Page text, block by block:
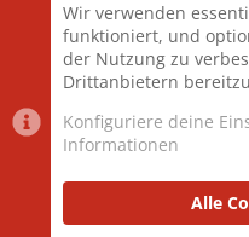
Mitglieder
Neuestes Mitglied
Wir verwenden
funktioniert, und
der Nutzung zu
Drittanbietern
Konfiguriere deine
Informationen
Alle